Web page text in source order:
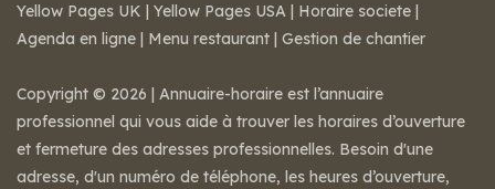
Yellow Pages UK | Yellow Pages USA | Horaire societe |
Agenda en ligne | Menu restaurant | Gestion de chantier
Copyright © 2026 | Annuaire-horaire est l’annuaire
professionnel qui vous aide à trouver les horaires d’ouverture
et fermeture des adresses professionnelles. Besoin d'une
adresse, d'un numéro de téléphone, les heures d’ouverture,